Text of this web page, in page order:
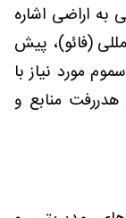
اراضی اشاره
(فائو)، پیش
مورد نیاز با
منابع و